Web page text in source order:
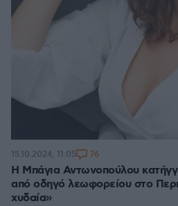
Η Μπάγια Αντωνοπούλου
από οδηγό λεωφορείου στο
χυδαία»
15.10.2024, 11:05 76